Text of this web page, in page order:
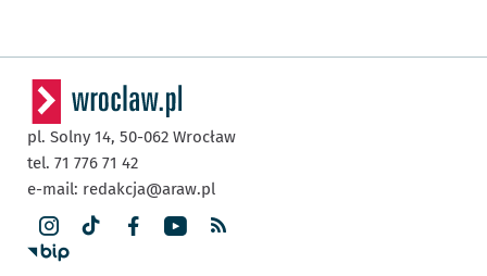
pl. Solny 14, 50-062 Wrocław
tel. 71 776 71 42
e-mail: redakcja@araw.pl